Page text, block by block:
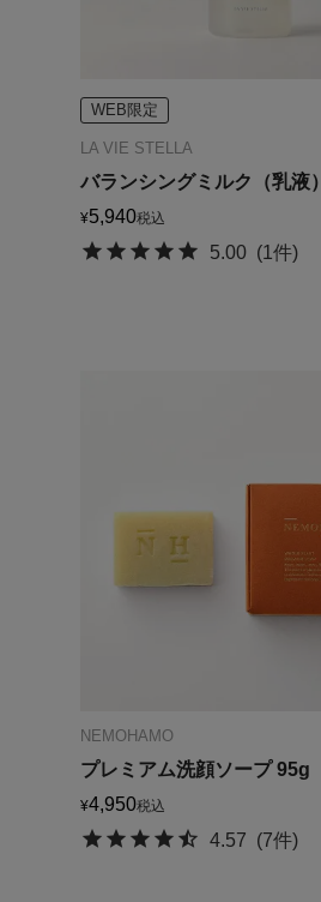
WEB限定
LA VIE STELLA
バランシングミルク（乳液）
¥5,940税込
5.00 (1件)
NEMOHAMO
プレミアム洗顔ソープ 95g
¥4,950税込
4.57 (7件)